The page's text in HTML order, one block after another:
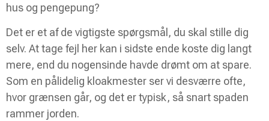
hus og pengepung?
Det er et af de vigtigste spørgsmål, du skal stille dig
selv. At tage fejl her kan i sidste ende koste dig langt
mere, end du nogensinde havde drømt om at spare.
Som en pålidelig kloakmester ser vi desværre ofte,
hvor grænsen går, og det er typisk, så snart spaden
rammer jorden.